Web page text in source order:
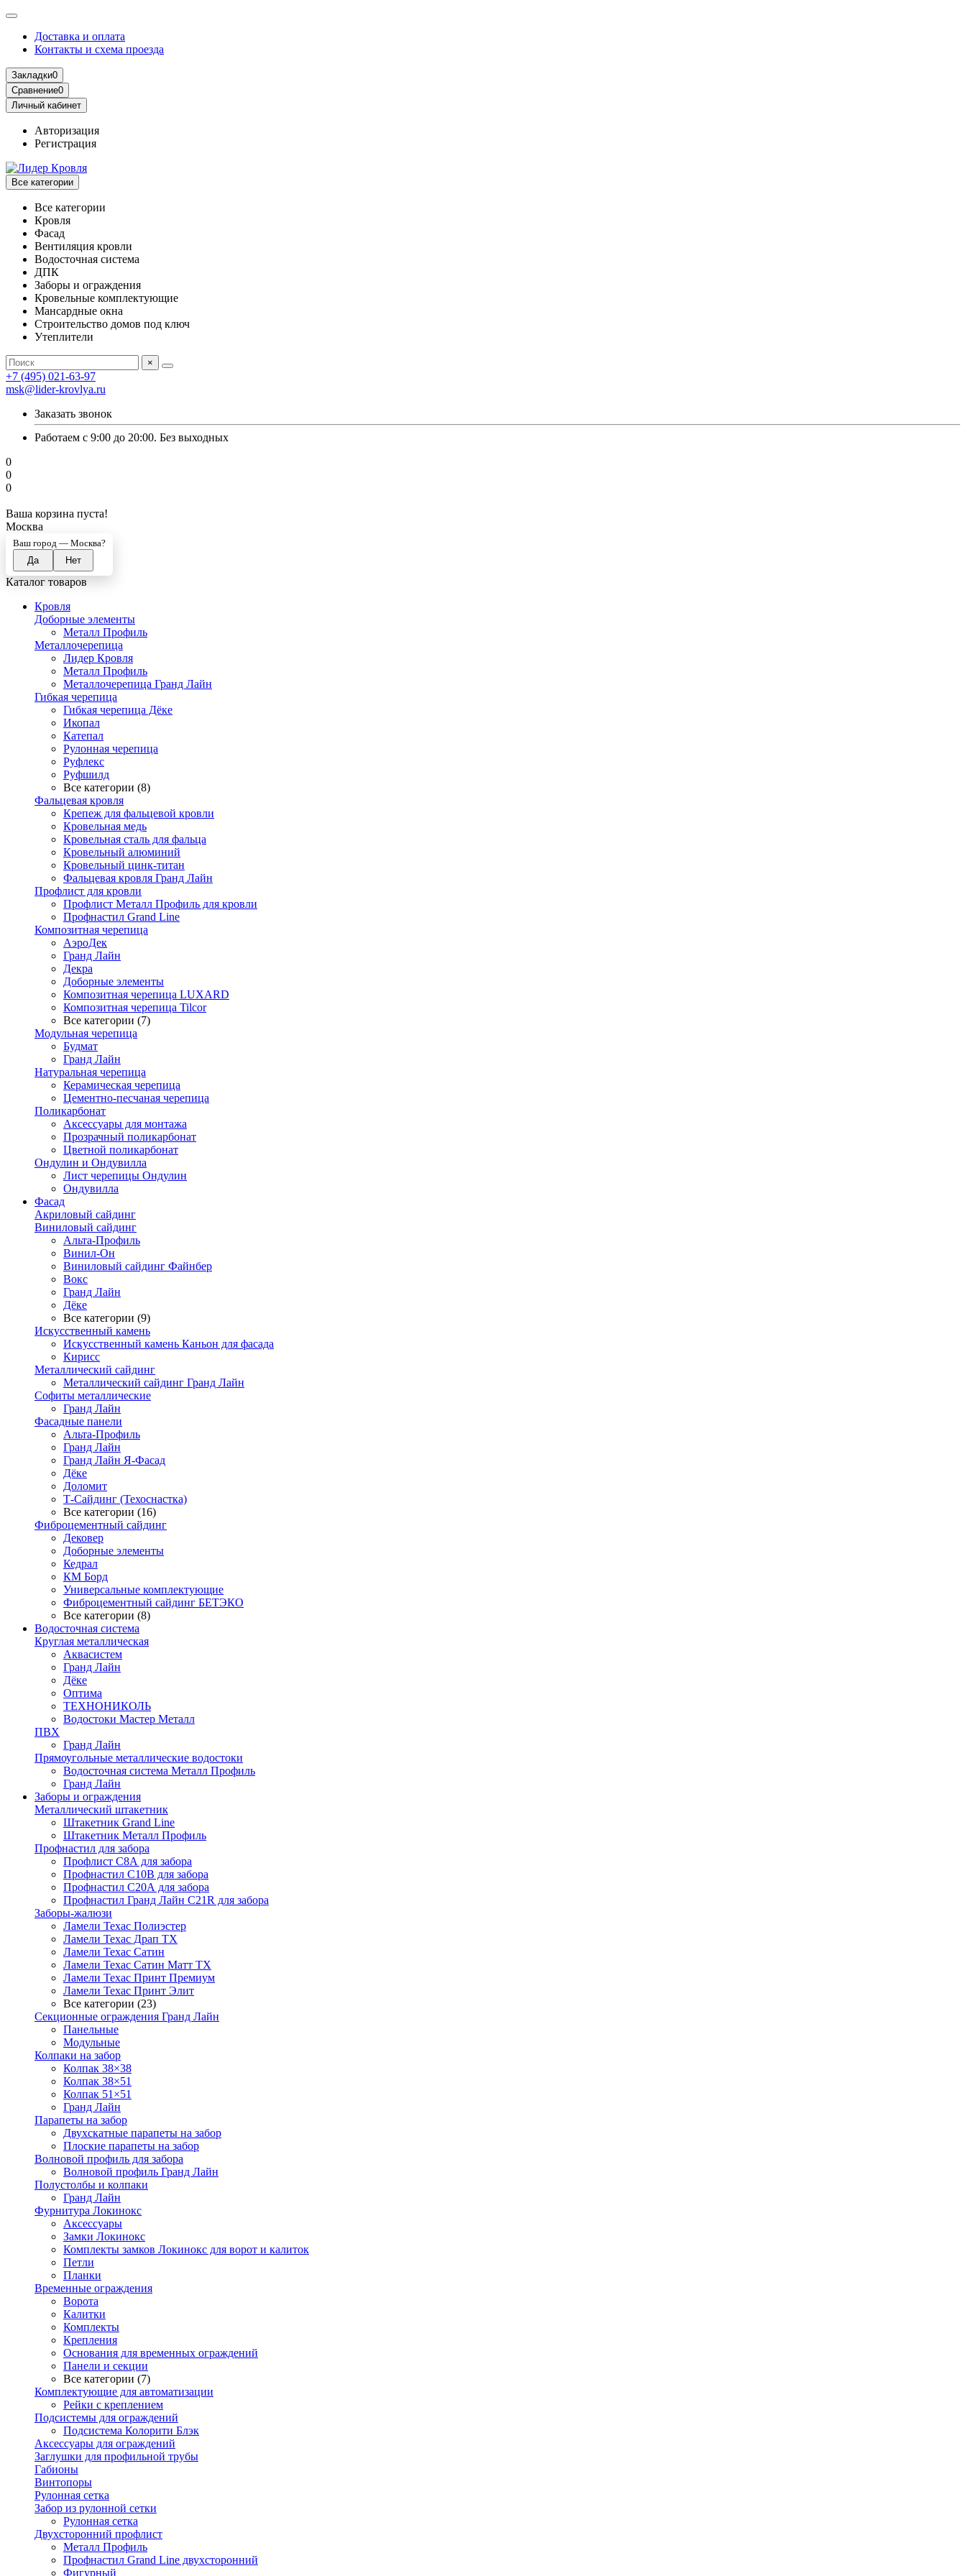
Доставка и оплата
Контакты и схема проезда
Закладки0
Сравнение0
Личный кабинет
Авторизация
Регистрация
Все категории
Все категории
Кровля
Фасад
Вентиляция кровли
Водосточная система
ДПК
Заборы и ограждения
Кровельные комплектующие
Мансардные окна
Строительство домов под ключ
Утеплители
×
+7 (495) 021-63-97
msk@lider-krovlya.ru
Заказать звонок
Работаем с 9:00 до 20:00. Без выходных
0
0
0
Ваша корзина пуста!
Москва
Ваш город — Москва?
Каталог товаров
Кровля
Доборные элементы
Металл Профиль
Металлочерепица
Лидер Кровля
Металл Профиль
Металлочерепица Гранд Лайн
Гибкая черепица
Гибкая черепица Дёке
Икопал
Катепал
Рулонная черепица
Руфлекс
Руфшилд
Все категории (8)
Фальцевая кровля
Крепеж для фальцевой кровли
Кровельная медь
Кровельная сталь для фальца
Кровельный алюминий
Кровельный цинк-титан
Фальцевая кровля Гранд Лайн
Профлист для кровли
Профлист Металл Профиль для кровли
Профнастил Grand Line
Композитная черепица
АэроДек
Гранд Лайн
Декра
Доборные элементы
Композитная черепица LUXARD
Композитная черепица Tilcor
Все категории (7)
Модульная черепица
Будмат
Гранд Лайн
Натуральная черепица
Керамическая черепица
Цементно-песчаная черепица
Поликарбонат
Аксессуары для монтажа
Прозрачный поликарбонат
Цветной поликарбонат
Ондулин и Ондувилла
Лист черепицы Ондулин
Ондувилла
Фасад
Акриловый сайдинг
Виниловый сайдинг
Альта-Профиль
Винил-Он
Виниловый сайдинг Файнбер
Вокс
Гранд Лайн
Дёке
Все категории (9)
Искусственный камень
Искусственный камень Каньон для фасада
Кирисс
Металлический сайдинг
Металлический сайдинг Гранд Лайн
Софиты металлические
Гранд Лайн
Фасадные панели
Альта-Профиль
Гранд Лайн
Гранд Лайн Я-Фасад
Дёке
Доломит
Т-Сайдинг (Техоснастка)
Все категории (16)
Фиброцементный сайдинг
Дековер
Доборные элементы
Кедрал
КМ Борд
Универсальные комплектующие
Фиброцементный сайдинг БЕТЭКО
Все категории (8)
Водосточная система
Круглая металлическая
Аквасистем
Гранд Лайн
Дёке
Оптима
ТЕХНОНИКОЛЬ
Водостоки Мастер Металл
ПВХ
Гранд Лайн
Прямоугольные металлические водостоки
Водосточная система Металл Профиль
Гранд Лайн
Заборы и ограждения
Металлический штакетник
Штакетник Grand Line
Штакетник Металл Профиль
Профнастил для забора
Профлист С8А для забора
Профнастил С10В для забора
Профнастил С20А для забора
Профнастил Гранд Лайн С21R для забора
Заборы-жалюзи
Ламели Техас Полиэстер
Ламели Техас Драп ТХ
Ламели Техас Сатин
Ламели Техас Сатин Матт ТХ
Ламели Техас Принт Премиум
Ламели Техас Принт Элит
Все категории (23)
Секционные ограждения Гранд Лайн
Панельные
Модульные
Колпаки на забор
Колпак 38×38
Колпак 38×51
Колпак 51×51
Гранд Лайн
Парапеты на забор
Двухскатные парапеты на забор
Плоские парапеты на забор
Волновой профиль для забора
Волновой профиль Гранд Лайн
Полустолбы и колпаки
Гранд Лайн
Фурнитура Локинокс
Аксессуары
Замки Локинокс
Комплекты замков Локинокс для ворот и калиток
Петли
Планки
Временные ограждения
Ворота
Калитки
Комплекты
Крепления
Основания для временных ограждений
Панели и секции
Все категории (7)
Комплектующие для автоматизации
Рейки с креплением
Подсистемы для ограждений
Подсистема Колорити Блэк
Аксессуары для ограждений
Заглушки для профильной трубы
Габионы
Винтопоры
Рулонная сетка
Забор из рулонной сетки
Рулонная сетка
Двухсторонний профлист
Металл Профиль
Профнастил Grand Line двухсторонний
Фигурный